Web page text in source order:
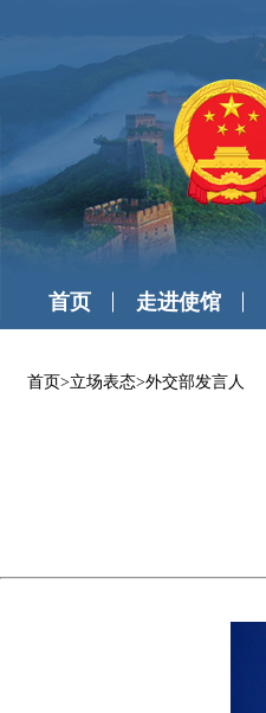
首页 走进使馆
首页>立场表态>外交部发言人